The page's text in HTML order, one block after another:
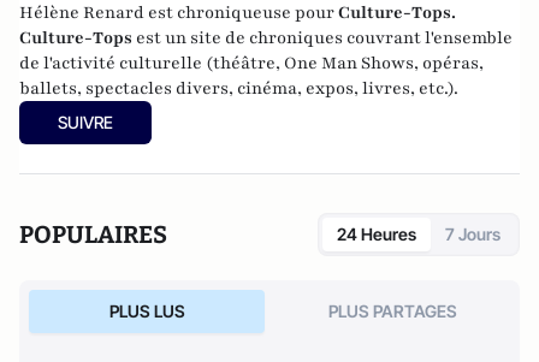
Hélène Renard est chroniqueuse pourCulture-Tops.
Culture-Tops est un site de chroniques couvrant l'ensemble
de l'activité culturelle (théâtre, One Man Shows, opéras,
ballets, spectacles divers, cinéma, expos, livres, etc.).
SUIVRE
POPULAIRES 24 Heures 7 Jours
PLUS LUS PLUS PARTAGES